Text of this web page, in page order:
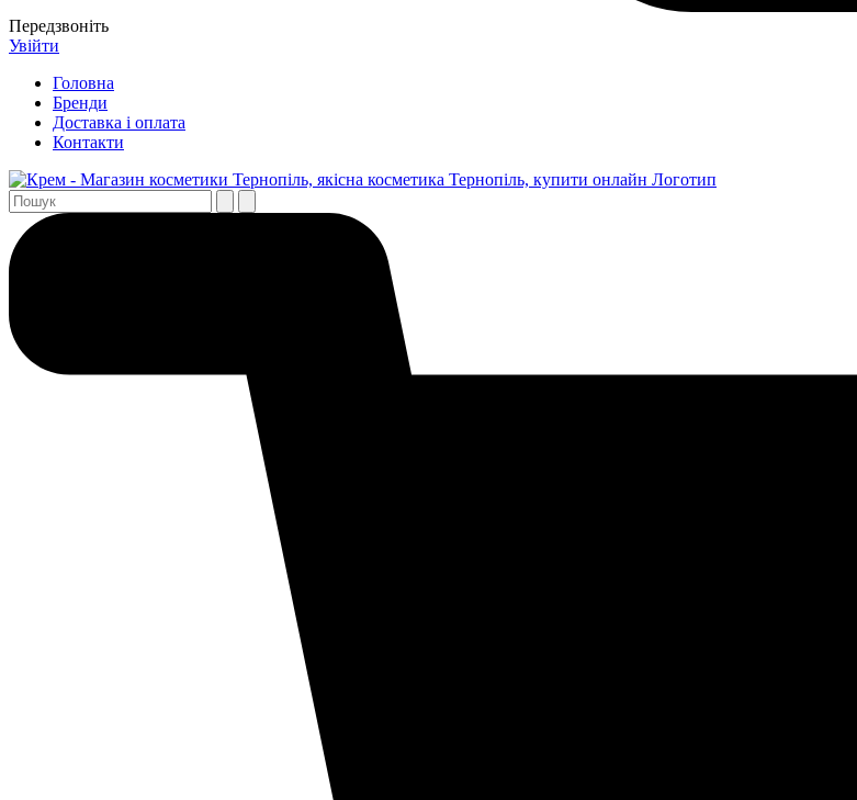
Передзвоніть
Увійти
Головна
Бренди
Доставка і оплата
Контакти